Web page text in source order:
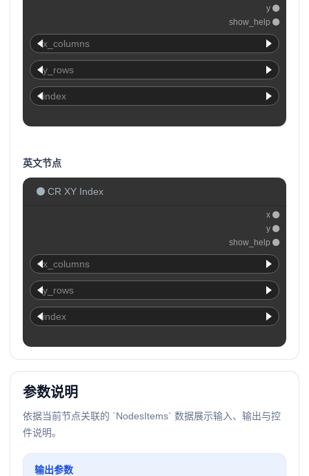
y
show_help
x_columns
y_rows
index
英文节点
CR XY Index
x
y
show_help
x_columns
y_rows
index
参数说明
依据当前节点关联的 `NodesItems` 数据展示输入、输出与控
件说明。
输出参数